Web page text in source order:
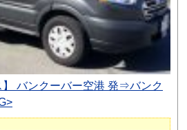
】 バンクーバー空港 発⇒バンク